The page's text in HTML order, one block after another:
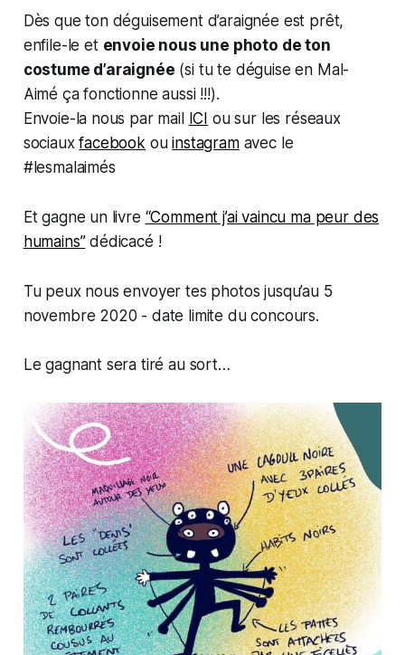
Dès que ton déguisement d’araignée est prêt,
enfile-le et envoie nous une photo de ton
costume d’araignée (si tu te déguise en Mal-
Aimé ça fonctionne aussi !!!).
Envoie-la nous par mail
ICI ou sur les réseaux
sociauxfacebookouinstagramavec le
#lesmalaimés
Et gagne un livre “Comment j’ai vaincu ma peur des
humains”dédicacé !
Tu peux nous envoyer tes photos jusqu’au 5
novembre 2020 - date limite du concours.
Le gagnant sera tiré au sort…